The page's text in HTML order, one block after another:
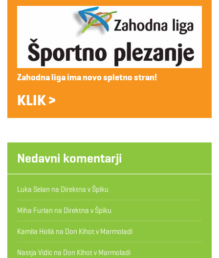
Zahodna liga ima novo spletno stran!
KLIK >
Nedavni komentarji
Luka Selan na Direktna v Špiku
Miha Furlan na Direktna v Špiku
Kamila Hollá na Don Kihot v Marmoladi
Nastja Vidic na Don Kihot v Marmoladi